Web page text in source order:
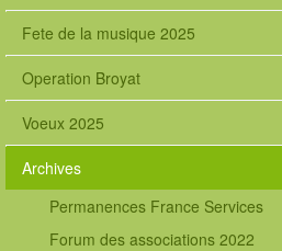
Fete de la musique 2025
Operation Broyat
Voeux 2025
Archives
Permanences France Services
Forum des associations 2022